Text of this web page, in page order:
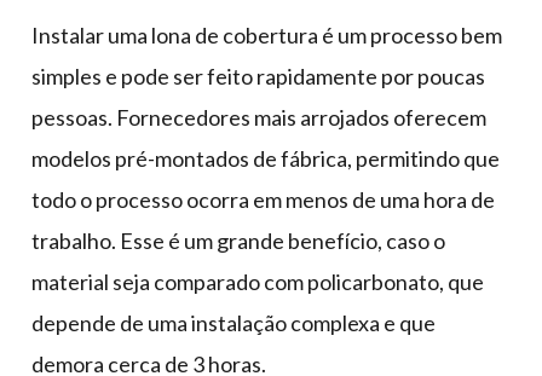
Instalar uma lona de cobertura é um processo bem
simples e pode ser feito rapidamente por poucas
pessoas. Fornecedores mais arrojados oferecem
modelos pré-montados de fábrica, permitindo que
todo o processo ocorra em menos de uma hora de
trabalho. Esse é um grande benefício, caso o
material seja comparado com policarbonato, que
depende de uma instalação complexa e que
demora cerca de 3 horas.